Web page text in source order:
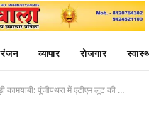
व्यापार रोजगार
में एटीएम लूट की साजिश नाकाम, गैस कटर के साथ आरोपी गिरफ्तार